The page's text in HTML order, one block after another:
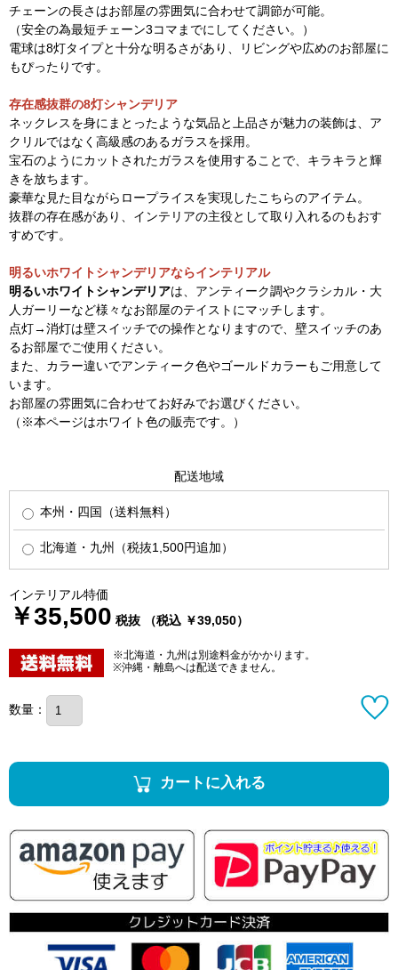
チェーンの長さはお部屋の雰囲気に合わせて調節が可能。
（安全の為最短チェーン3コマまでにしてください。）
電球は8灯タイプと十分な明るさがあり、リビングや広めのお部屋に
もぴったりです。
存在感抜群の8灯シャンデリア
ネックレスを身にまとったような気品と上品さが魅力の装飾は、ア
クリルではなく高級感のあるガラスを採用。
宝石のようにカットされたガラスを使用することで、キラキラと輝
きを放ちます。
豪華な見た目ながらロープライスを実現したこちらのアイテム。
抜群の存在感があり、インテリアの主役として取り入れるのもおす
すめです。
明るいホワイトシャンデリアならインテリアル
明るいホワイトシャンデリアは、アンティーク調やクラシカル・大
人ガーリーなど様々なお部屋のテイストにマッチします。
点灯→消灯は壁スイッチでの操作となりますので、壁スイッチのあ
るお部屋でご使用ください。
また、カラー違いでアンティーク色やゴールドカラーもご用意して
います。
お部屋の雰囲気に合わせてお好みでお選びください。
（※本ページはホワイト色の販売です。）
配送地域
本州・四国（送料無料）
北海道・九州（税抜1,500円追加）
インテリアル特価
￥35,500 税抜 （税込 ￥39,050）
※北海道・九州は別途料金がかかります。
※沖縄・離島へは配送できません。
数量：
カートに入れる